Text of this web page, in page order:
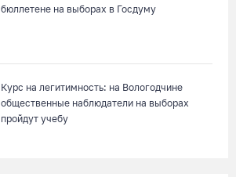
бюллетене на выборах в Госдуму
Курс на легитимность: на Вологодчине
общественные наблюдатели на выборах
пройдут учебу